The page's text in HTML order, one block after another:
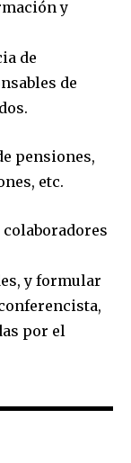
y
de
de
pensiones,
etc.
y formular
por el